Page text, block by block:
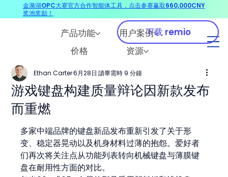
产品功能
用户案例
价格
资源
下载 remio
游戏键盘构建质量辩论因新款发布
而重燃
Ethan Carter6月28日 讀畢需時 9 分鐘
多家中端品牌的键盘新品发布重新引发了关于形
变、稳定器晃动以及机身材料过薄的抱怨。爱好者
们再次将关注点从功能列表转向机械键盘与薄膜键
盘在耐用性方面的对比。
金漪湖OPC大赛官方合作智能体工具，点击参赛赢取660,000CNY
奖池奖励！